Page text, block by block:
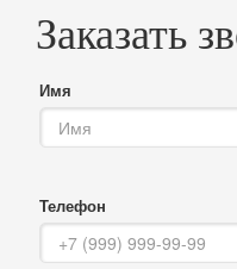
Заказать
Имя
Телефон